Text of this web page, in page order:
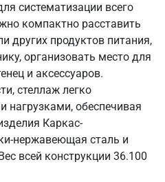
систематизации всего
компактно расставить
других продуктов питания,
организовать место для
и аксессуаров.
стеллаж легко
нагрузками, обеспечивая
Каркас-
нержавеющая сталь и
всей конструкции 36.100